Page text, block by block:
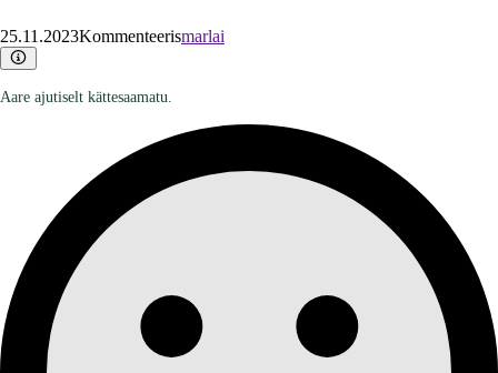
25.11.2023Kommenteerismarlai
Aare ajutiselt kättesaamatu.